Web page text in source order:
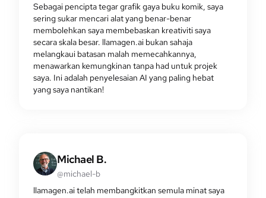
Sebagai pencipta tegar grafik gaya buku komik, saya
sering sukar mencari alat yang benar-benar
membolehkan saya membebaskan kreativiti saya
secara skala besar. llamagen.ai bukan sahaja
melangkaui batasan malah memecahkannya,
menawarkan kemungkinan tanpa had untuk projek
saya. Ini adalah penyelesaian AI yang paling hebat
yang saya nantikan!
Michael B.
@michael-b
llamagen.ai telah membangkitkan semula minat saya